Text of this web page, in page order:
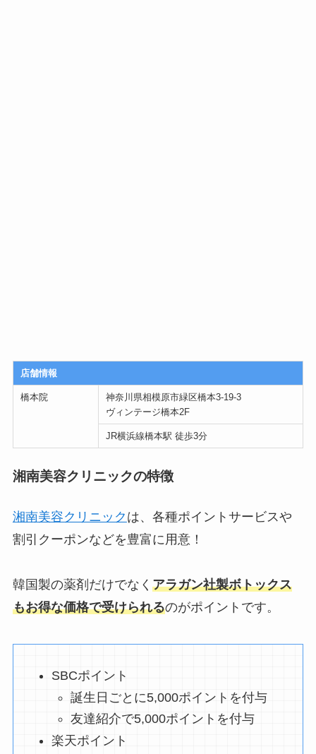
店舗情報
橋本院
神奈川県相模原市緑区橋本3-19-3
ヴィンテージ橋本2F
JR横浜線橋本駅 徒歩3分
湘南美容クリニックの特徴
湘南美容クリニック は、各種ポイントサービスや
割引クーポンなどを豊富に用意！
韓国製の薬剤だけでなく アラガン社製ボトックス
もお得な価格で受けられるのがポイントです。
SBCポイント
誕生日ごとに5,000ポイントを付与
友達紹介で5,000ポイントを付与
楽天ポイント